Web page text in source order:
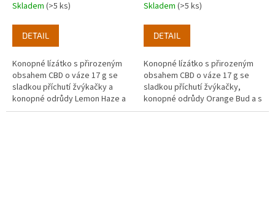
Skladem (>5 ks)
DETAIL
Konopné lízátko s přirozeným
obsahem CBD o váze 17 g se
sladkou příchutí žvýkačky a
konopné odrůdy Lemon Haze a
s výtažkem z pravých odrůd
Skladem (>5 ks)
DETAIL
Konopné lízátko s přirozeným
obsahem CBD o váze 17 g se
sladkou příchutí žvýkačky,
konopné odrůdy Orange Bud a s
výtažkem z pravých odrůd